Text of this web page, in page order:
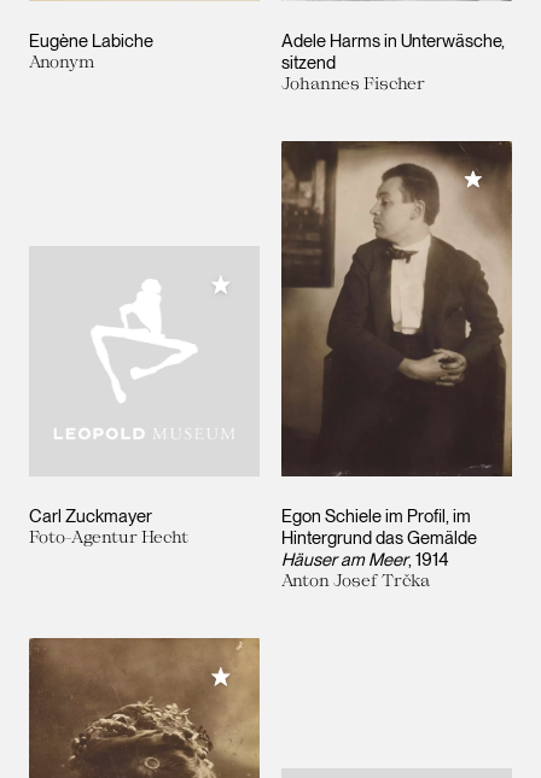
Eugène Labiche
Anonym
Adele Harms in Unterwäsche,
sitzend
Johannes Fischer
Carl Zuckmayer
Foto-Agentur Hecht
Meiner Sammlung hinzufügen
Egon Schiele im Profil, im
Hintergrund das Gemälde
Häuser am Meer, 1914
Anton Josef Trčka
Meiner
Meiner Sammlung hinzufügen